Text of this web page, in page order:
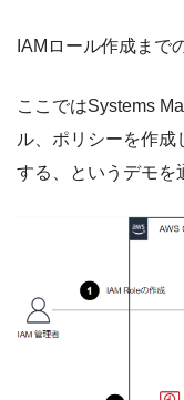
IAMロール作成まで
ここではSystems
ル、ポリシーを作
する、というデモを